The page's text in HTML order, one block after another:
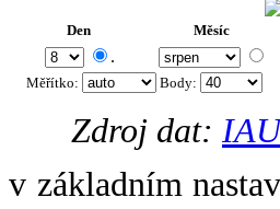
Den Měsíc
.
Měřítko: Body:
Zdroj dat:
základním